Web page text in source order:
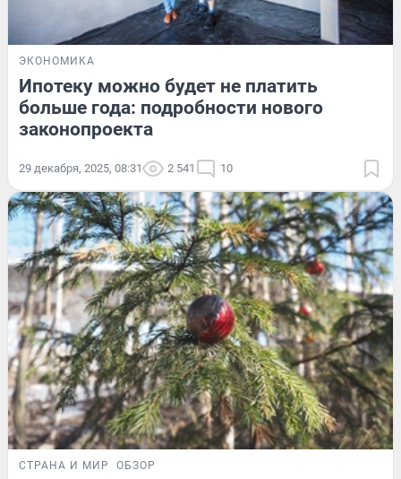
ЭКОНОМИКА
Ипотеку можно будет не платить
больше года: подробности нового
законопроекта
29 декабря, 2025, 08:31 2 541 10
СТРАНА И МИР ОБЗОР